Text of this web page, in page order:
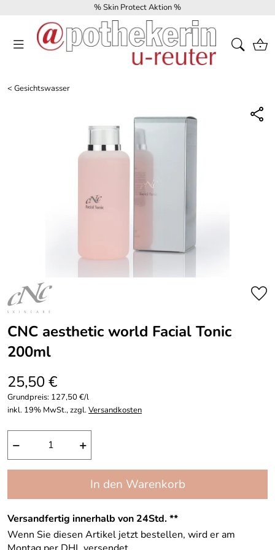
% Skin Protect Aktion %
<Gesichtswasser
CNC aesthetic world Facial Tonic
200ml
25,50 €
Grundpreis: 127,50 €/l
inkl. 19% MwSt., zzgl.Versandkosten
− +
In den Warenkorb
Versandfertig innerhalb von 24Std. **
Wenn Sie diesen Artikel jetzt bestellen, wird er am